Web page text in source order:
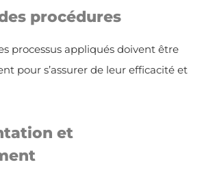
procédures
processus appliqués doivent être
pour s’assurer de leur efficacité et
et